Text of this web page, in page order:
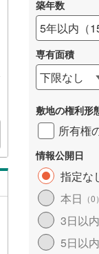
築年数
5年以内 （
専有面積
下限なし
敷地の権利形
所有権
情報公開日
指定な
本日 （0）
3日以内
5日以内